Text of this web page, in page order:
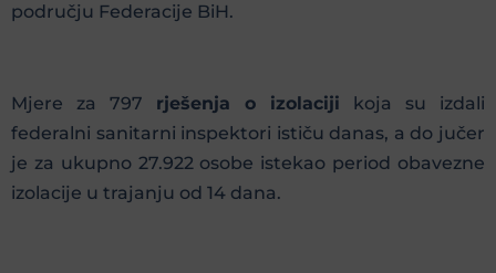
području Federacije BiH.
Mjere za 797 rješenja o izolaciji koja su izdali
federalni sanitarni inspektori ističu danas, a do jučer
je za ukupno 27.922 osobe istekao period obavezne
izolacije u trajanju od 14 dana.